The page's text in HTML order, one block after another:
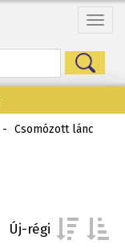
Menü
- Csomózott lánc
Új-régi